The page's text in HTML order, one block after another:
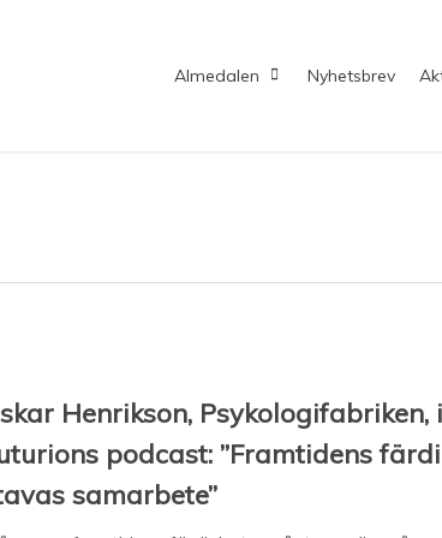
Almedalen Nyhetsbrev
Henrikson, Psykologifabriken, i
podcast: ”Framtidens
samarbete”